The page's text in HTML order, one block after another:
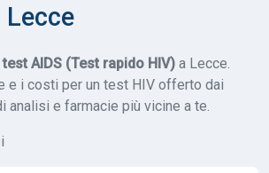
Lecce
test AIDS (Test rapido HIV) a Lecce.
e i costi per un test HIV offerto dai
analisi e farmacie più vicine a te.